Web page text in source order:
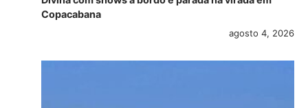
Copacabana
agosto 4, 2026